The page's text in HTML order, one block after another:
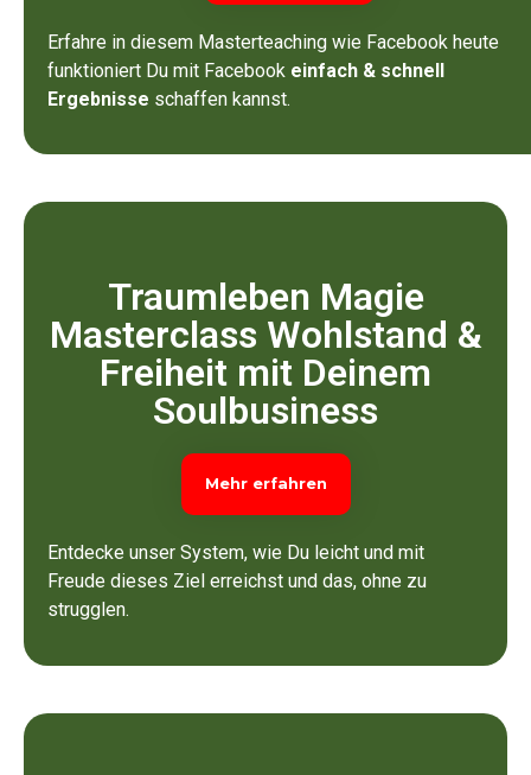
Erfahre in diesem Masterteaching wie Facebook heute
funktioniert Du mit Facebook einfach & schnell
Ergebnisse schaffen kannst.
Traumleben Magie
Masterclass Wohlstand &
Freiheit mit Deinem
Soulbusiness
Mehr erfahren
Entdecke unser System, wie Du leicht und mit
Freude dieses Ziel erreichst und das, ohne zu
strugglen.